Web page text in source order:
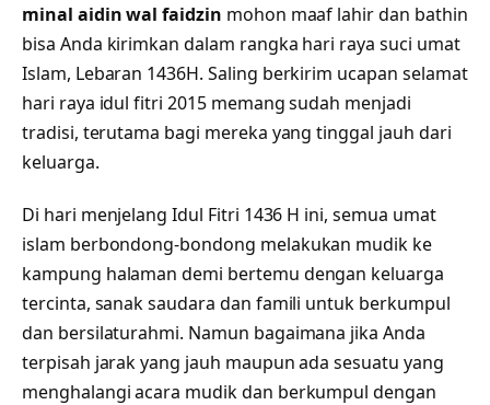
minal aidin wal faidzin mohon maaf lahir dan bathin
bisa Anda kirimkan dalam rangka hari raya suci umat
Islam, Lebaran 1436H. Saling berkirim ucapan selamat
hari raya idul fitri 2015memang sudah menjadi
tradisi, terutama bagi mereka yang tinggal jauh dari
keluarga.
Di hari menjelang Idul Fitri 1436 H ini, semua umat
islam berbondong-bondong melakukan mudik ke
kampung halaman demi bertemu dengan keluarga
tercinta, sanak saudara dan famili untuk berkumpul
dan bersilaturahmi. Namun bagaimana jika Anda
terpisah jarak yang jauh maupun ada sesuatu yang
menghalangi acara mudik dan berkumpul dengan